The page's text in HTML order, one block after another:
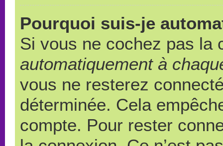
Pourquoi suis-je
Si vous ne cochez pas la
automatiquement à
vous ne resterez
déterminée. Cela
compte. Pour rester